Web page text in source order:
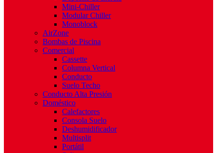
Mini-Chiller
Modular Chiller
Monoblock
AirZone
Bombas de Piscina
Comercial
Cassette
Columna Vertical
Conducto
Suelo Techo
Conducto Alta Presión
Doméstico
Calefactores
Consola Suelo
Deshumidificador
Multisplit
Portátil